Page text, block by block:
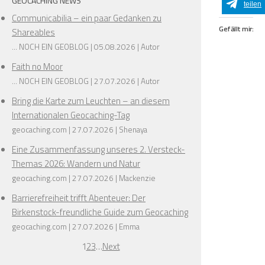
❅
❅
❅
❅
teilen
Gefällt mir:
Communicabilia – ein paar Gedanken zu
Shareables
... NOCH EIN GEOBLOG 05.08.2026 Autor
Faith no Moor
... NOCH EIN GEOBLOG 27.07.2026 Autor
Bring die Karte zum Leuchten – an diesem
Internationalen Geocaching-Tag
geocaching.com 27.07.2026 Shenaya
Eine Zusammenfassung unseres 2. Versteck-
Themas 2026: Wandern und Natur
geocaching.com 27.07.2026 Mackenzie
Barrierefreiheit trifft Abenteuer: Der
Birkenstock-freundliche Guide zum Geocaching
geocaching.com 27.07.2026 Emma
123…Next